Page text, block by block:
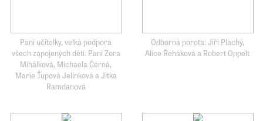
Paní učitelky, velká podpora
všech zapojených dětí. Paní Zora
Mihálková, Michaela Černá,
Marie Ťupová Jelínková a Jitka
Ramdanová
Odborná porota: Jiří Plachý,
Alice Řeháková a Robert Oppelt